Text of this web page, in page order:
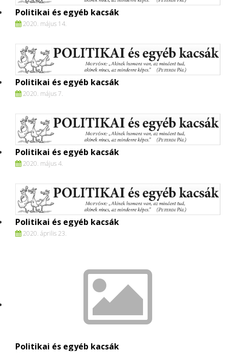
Politikai és egyéb kacsák
2020. május 14.
Politikai és egyéb kacsák
2020. május 7.
Politikai és egyéb kacsák
2020. május 4.
Politikai és egyéb kacsák
2020. április 23.
Politikai és egyéb kacsák